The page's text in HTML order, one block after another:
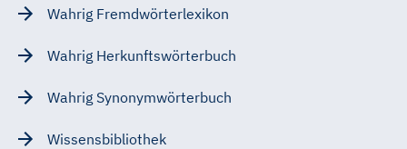
Wahrig Fremdwörterlexikon
Wahrig Herkunftswörterbuch
Wahrig Synonymwörterbuch
Wissensbibliothek